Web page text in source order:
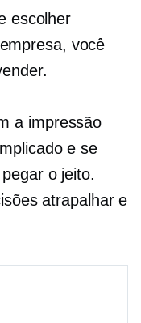
escolher
você
a impressão
e se
o jeito.
atrapalhar e